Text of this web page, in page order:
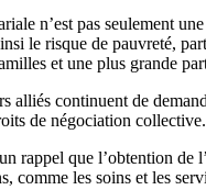
n’est pas seulement
le risque de pauvreté,
et une plus grande
alliés continuent de
de négociation
rappel que l’obtention de
comme les soins et les